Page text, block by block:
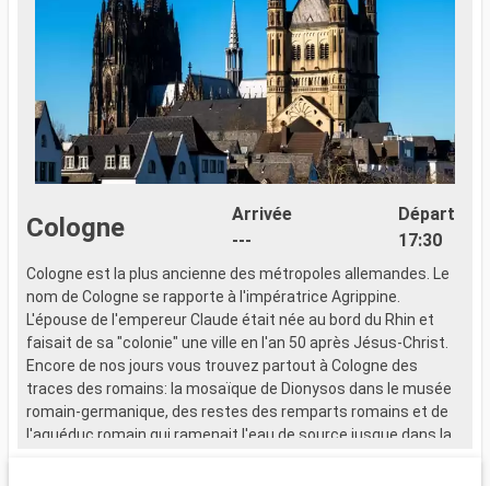
Cologne
Arrivée
---
Départ
17:30
Cologne est la plus ancienne des métropoles allemandes. Le
nom de Cologne se rapporte à l'impératrice Agrippine.
L'épouse de l'empereur Claude était née au bord du Rhin et
faisait de sa "colonie" une ville en l'an 50 après Jésus-Christ.
Encore de nos jours vous trouvez partout à Cologne des
traces des romains: la mosaïque de Dionysos dans le musée
romain-germanique, des restes des remparts romains et de
l'aquéduc romain qui ramenait l'eau de source jusque dans la